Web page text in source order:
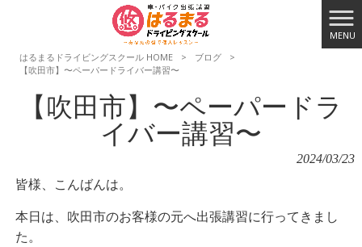
MENU
はるまるドライビングスクール HOME
> ブログ
>
【吹田市】〜ペーパードライバー講習〜
【吹田市】〜ペーパードラ
イバー講習〜
2024/03/23
皆様、こんばんは。
本日は、吹田市のお客様の元へ出張講習に行ってきまし
た。